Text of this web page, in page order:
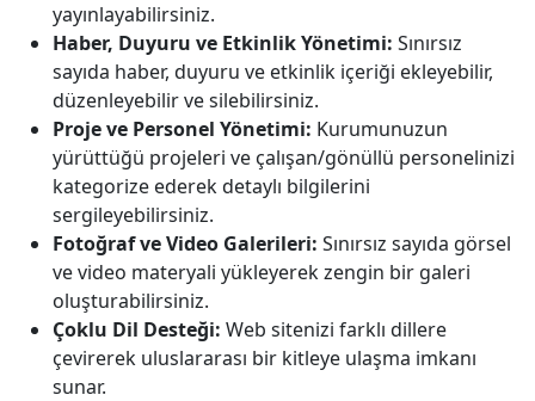
yayınlayabilirsiniz.
Haber, Duyuru ve Etkinlik Yönetimi: Sınırsız
sayıda haber, duyuru ve etkinlik içeriği ekleyebilir,
düzenleyebilir ve silebilirsiniz.
Proje ve Personel Yönetimi: Kurumunuzun
yürüttüğü projeleri ve çalışan/gönüllü personelinizi
kategorize ederek detaylı bilgilerini
sergileyebilirsiniz.
Fotoğraf ve Video Galerileri: Sınırsız sayıda görsel
ve video materyali yükleyerek zengin bir galeri
oluşturabilirsiniz.
Çoklu Dil Desteği: Web sitenizi farklı dillere
çevirerek uluslararası bir kitleye ulaşma imkanı
sunar.